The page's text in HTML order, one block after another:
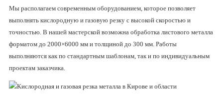
Мы располагаем современным оборудованием, которое позволяет
выполнять кислородную и газовую резку с высокой скоростью и
точностью. В нашей мастерской возможна обработка листового металла
форматом до 2000×6000 мм и толщиной до 300 мм. Работы
выполняются как по стандартным шаблонам, так и по индивидуальным
проектам заказчика.